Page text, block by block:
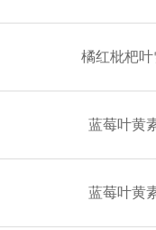
橘红枇杷
蓝莓叶黄
蓝莓叶黄